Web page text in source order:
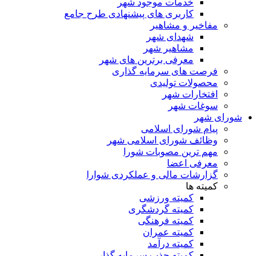
خدمات موجود شهر
کاربری های پیشنهادی طرح جامع
مفاخیر و مشاهیر
شهدای شهر
مشاهیر شهر
معرفی برترین های شهر
فرصت های سرمایه گذاری
محصولات تولیدی
افتخارات شهر
سوغات شهر
شورای شهر
پیام شورای اسلامی
وظائف شورای اسلامی شهر
مهم ترین مصوبات شورا
معرفی اعضا
گزارشات مالی و عملکردی شوارا
کمیته ها
کمیته ورزشی
کمیته گردشگری
کمیته فرهنگی
کمیته عمران
کمیته درآمد